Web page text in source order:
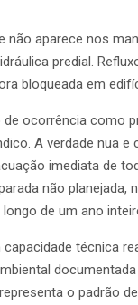
não aparece nos
predial.
bloqueada em
ocorrência como
A verdade nua
imediata de
não
de um ano
técnica
representa o padrão